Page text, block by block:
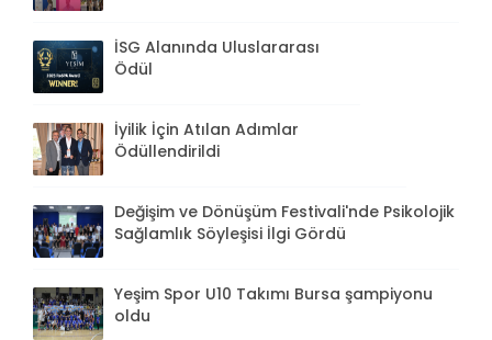
İSG Alanında Uluslararası
Ödül
İyilik İçin Atılan Adımlar
Ödüllendirildi
Değişim ve Dönüşüm Festivali'nde Psikolojik
Sağlamlık Söyleşisi İlgi Gördü
Yeşim Spor U10 Takımı Bursa şampiyonu
oldu